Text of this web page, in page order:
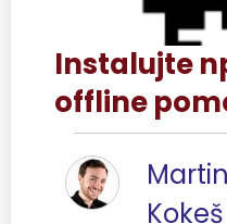
Instalujte
offline
Martin
Kokeš